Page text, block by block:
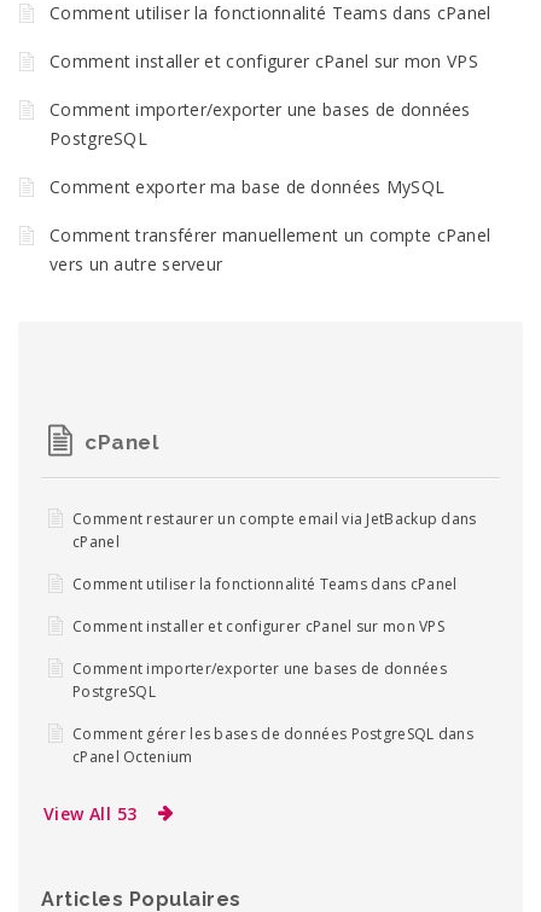
Comment utiliser la fonctionnalité Teams dans cPanel
Comment installer et configurer cPanel sur mon VPS
Comment importer/exporter une bases de données
PostgreSQL
Comment exporter ma base de données MySQL
Comment transférer manuellement un compte cPanel
vers un autre serveur
cPanel
Comment restaurer un compte email via JetBackup dans
cPanel
Comment utiliser la fonctionnalité Teams dans cPanel
Comment installer et configurer cPanel sur mon VPS
Comment importer/exporter une bases de données
PostgreSQL
Comment gérer les bases de données PostgreSQL dans
cPanel Octenium
View All 53
Articles Populaires